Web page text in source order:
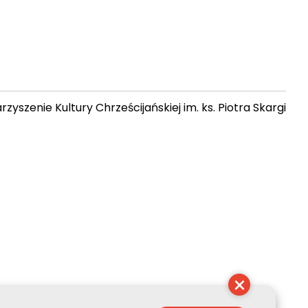
Kultury Chrześcijańskiej im. ks. Piotra Skargi
×